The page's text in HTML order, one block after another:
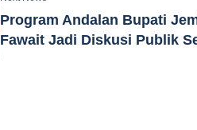
Program Andalan Bupati
Fawait Jadi Diskusi Publik